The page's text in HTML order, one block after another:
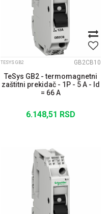
TESYS GB2 GB2CB10
TeSys GB2 - termomagnetni
zaštitni prekidač - 1P - 5 A - Id
= 66 A
6.148,51 RSD